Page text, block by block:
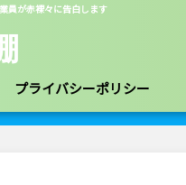
員が赤裸々に告白します
プライバシーポリシー